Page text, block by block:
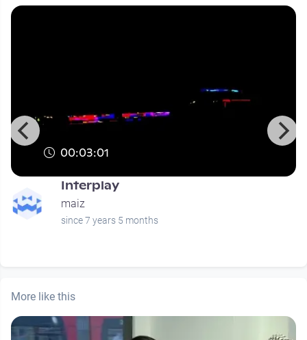
00:03:01
Interplay
maiz
since 7 years 5 months
More like this